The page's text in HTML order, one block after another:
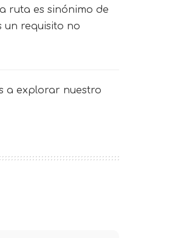
ruta es sinónimo de
un requisito no
a explorar nuestro